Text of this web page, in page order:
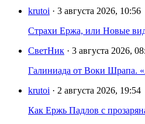
krutoi · 3 августа 2026, 10:56
Страхи Ержа, или Новые
СветНик · 3 августа 2026,
Галиниада от Воки Шрапа.
krutoi · 2 августа 2026, 19:54
Как Ержь Падлов с